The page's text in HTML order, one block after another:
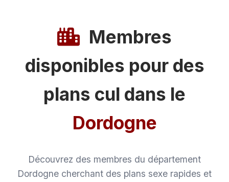
Membres
disponibles pour des
plans cul dans le
Dordogne
Découvrez des membres du département
Dordogne cherchant des plans sexe rapides et